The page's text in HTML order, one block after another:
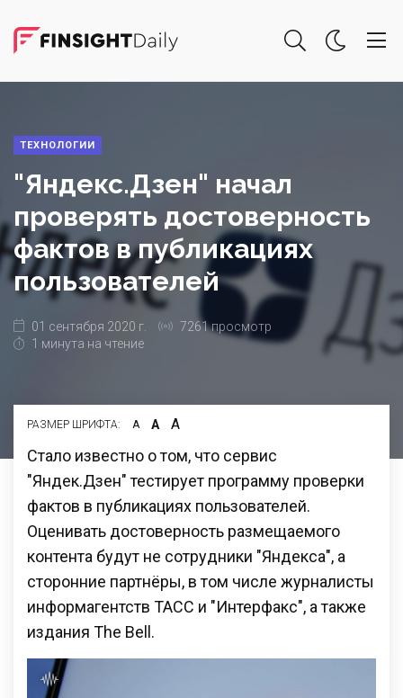
ТЕХНОЛОГИИ
"Яндекс.Дзен" начал
проверять достоверность
фактов в публикациях
пользователей
01 сентября 2020 г.
7261 просмотр
1 минута на чтение
РАЗМЕР ШРИФТА: А А А
Стало известно о том, что сервис
"Яндек.Дзен" тестирует программу проверки
фактов в публикациях пользователей.
Оценивать достоверность размещаемого
контента будут не сотрудники "Яндекса", а
сторонние партнёры, в том числе журналисты
информагентств ТАСС и "Интерфакс", а также
издания The Bell.